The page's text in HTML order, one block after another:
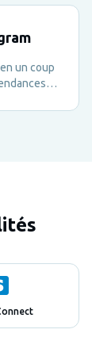
un coup
de